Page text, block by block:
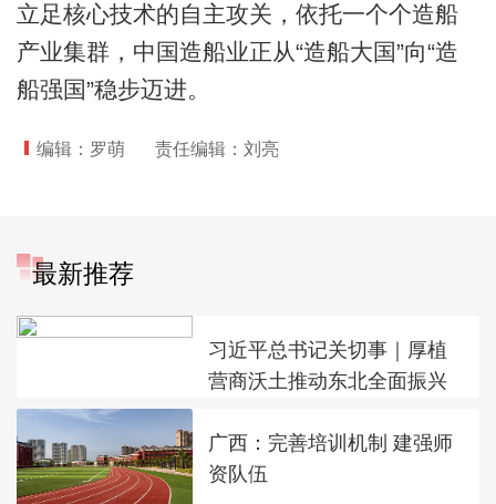
立足核心技术的自主攻关，依托一个个造船
产业集群，中国造船业正从“造船大国”向“造
船强国”稳步迈进。
编辑：罗萌 责任编辑：刘亮
最新推荐
习近平总书记关切事｜厚植
营商沃土推动东北全面振兴
广西：完善培训机制 建强师
资队伍